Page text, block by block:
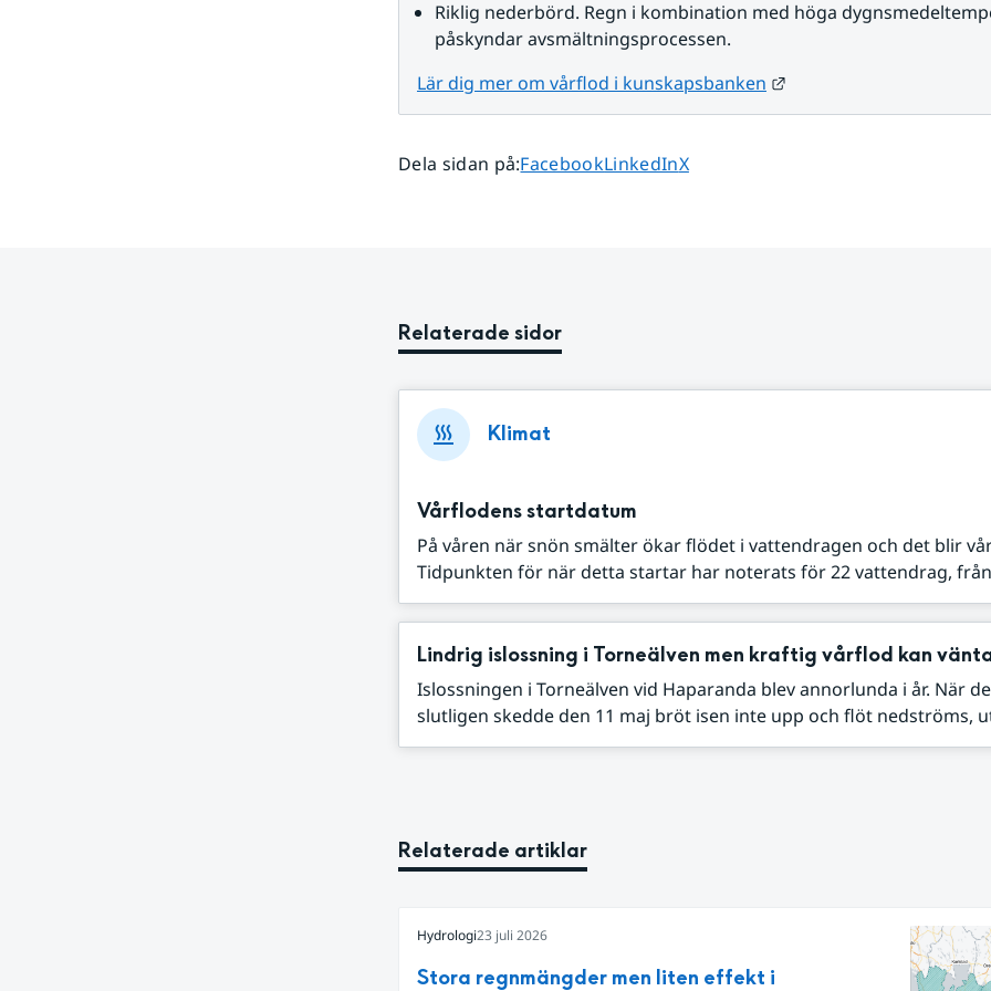
Riklig nederbörd. Regn i kombination med höga
påskyndar avsmältningsprocessen.
Lär dig mer om vårflod i kunskapsbanken
Länk till annan webbplats.
Dela sidan på:Dela sidan på
FacebookDela sidan på
LinkedInDela sidan på
X
Relaterade sidor
Klimat
Vårflodens startdatum
På våren när snön smälter ökar flödet i vattendragen och det blir
Tidpunkten för när detta startar har noterats för 22 vattendrag, från
Lindrig islossning i Torneälven men kraftig vårflod kan
Islossningen i Torneälven vid Haparanda blev annorlunda i år. När
slutligen skedde den 11 maj bröt isen inte upp och flöt nedströms,
Relaterade artiklar
Hydrologi23 juli 2026
Stora regnmängder men liten effekt i